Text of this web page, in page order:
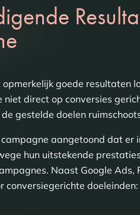
goede resultaten
niet direct op conversies
gestelde doelen
aangetoond dat
hun uitstekende
Naast Google
conversiegerichte doeleinden: